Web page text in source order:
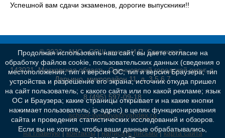
Успешной вам сдачи экзаменов, дорогие выпускники!!
© 2022г. АНО «СОШ имени И.П. Светловой»
143021, Московская область, Одинцовский городской округ, д.
Дарьино, микрорайон 11, д. 3,5,6,7
8 (495) 597-09-18
school-svetlova@yandex.ru
на главную|контакты|написать письмо|карта сайта
Продолжая использовать наш сайт, вы даете согласие на
обработку файлов cookie, пользовательских данных (сведения о
местоположении; тип и версия ОС; тип и версия Браузера; тип
устройства и разрешение его экрана; источник откуда пришел
на сайт пользователь; с какого сайта или по какой рекламе; язык
ОС и Браузера; какие страницы открывает и на какие кнопки
нажимает пользователь; ip-адрес) в целях функционирования
сайта и проведения статистических исследований и обзоров.
Если вы не хотите, чтобы ваши данные обрабатывались,